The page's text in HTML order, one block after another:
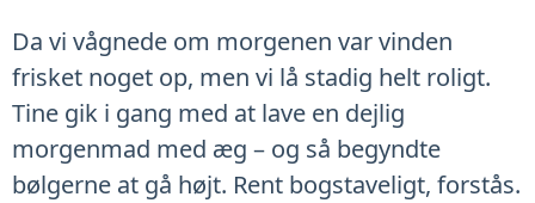
Da vi vågnede om morgenen var vinden
frisket noget op, men vi lå stadig helt roligt.
Tine gik i gang med at lave en dejlig
morgenmad med æg – og så begyndte
bølgerne at gå højt. Rent bogstaveligt, forstås.